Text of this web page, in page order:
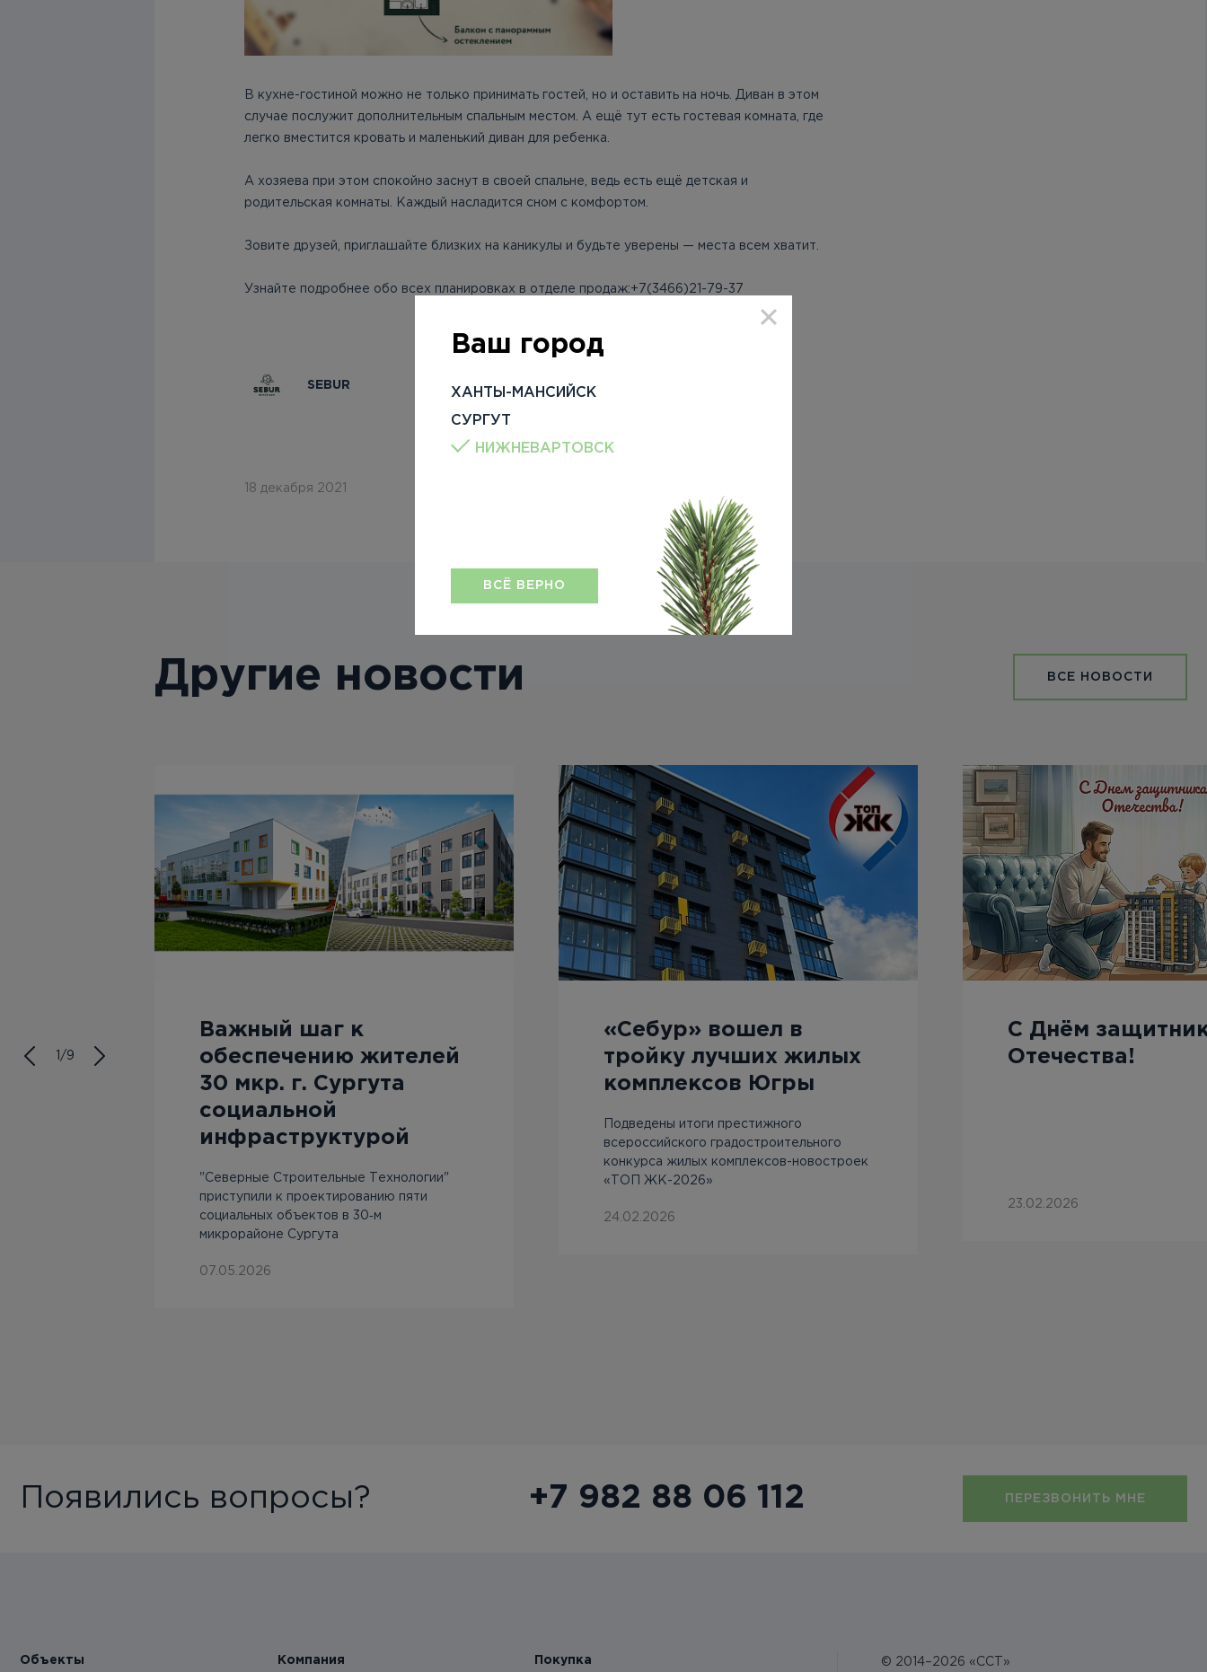
Ваш город
ХАНТЫ-МАНСИЙСК
СУРГУТ
НИЖНЕВАРТОВСК
ВСЁ ВЕРНО
В кухне-гостиной можно не только принимать гостей, но и оставить на ночь. Диван в этом
случае послужит дополнительным спальным местом. А ещё тут есть гостевая комната, где
легко вместится кровать и маленький диван для ребенка.
А хозяева при этом спокойно заснут в своей спальне, ведь есть ещё детская и
родительская комнаты. Каждый насладится сном с комфортом.
Зовите друзей, приглашайте близких на каникулы и будьте уверены — места всем хватит.
Узнайте подробнее обо всех планировках в отделе продаж:+7(3466)21-79-37
SEBUR
18 декабря 2021
Другие новости ВСЕ НОВОСТИ
1/9
Важный шаг к
обеспечению жителей
30 мкр. г. Сургута
социальной
инфраструктурой
"Северные Строительные Технологии"
приступили к проектированию пяти
социальных объектов в 30‑м
микрорайоне Сургута
07.05.2026
«Себур» вошел в
тройку лучших жилых
комплексов Югры
Подведены итоги престижного
всероссийского градостроительного
конкурса жилых комплексов-новостроек
«ТОП ЖК-2026»
24.02.2026
С Днём
Отечества!
23.02.2026
Появились вопросы? +7 982 88 06 112 ПЕРЕЗВОНИТЬ МНЕ
Объекты Компания Покупка © 2014–2026 «ССТ»